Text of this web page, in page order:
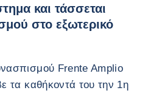
και τάσσεται
στο εξωτερικό
Frente Amplio
τα καθήκοντά του την 1η